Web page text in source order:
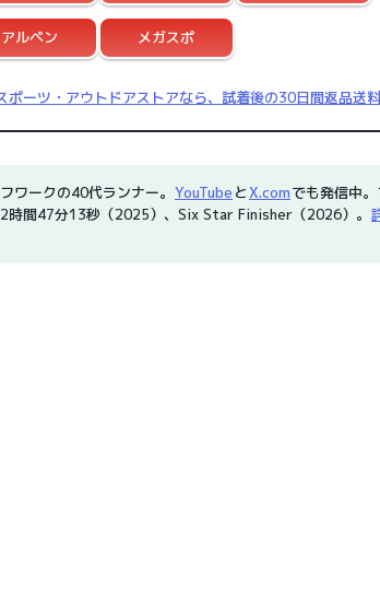
アルペン メガスポ
ポーツ・アウトドアストアなら、試着後の30日間返品送
ワークの40代ランナー。 YouTube とX.comでも発信中
時間47分13秒（2025）、Six Star Finisher（2026）。